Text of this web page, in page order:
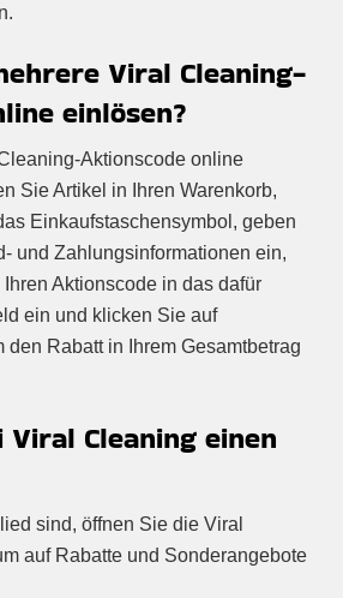
Viral Cleaning-
einlösen?
Aktionscode online
Sie Artikel in Ihren Warenkorb,
Einkaufstaschensymbol, geben
und Zahlungsinformationen ein,
Aktionscode in das dafür
ein und klicken Sie auf
den Rabatt in Ihrem Gesamtbetrag
Cleaning einen
sind, öffnen Sie die Viral
auf Rabatte und Sonderangebote